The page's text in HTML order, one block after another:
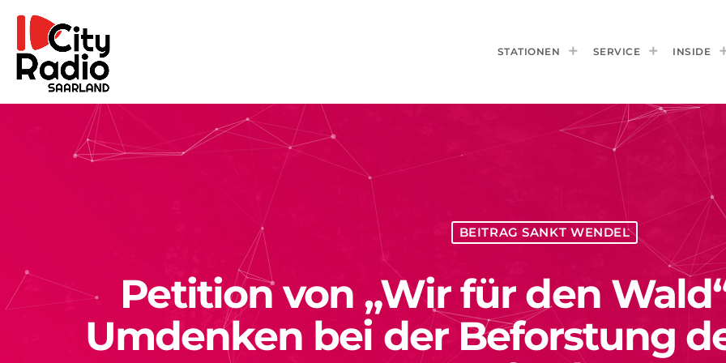
STATIONEN SERVICE INSIDE
BEITRAG SANKT WENDEL
Petition von „Wir für den
Umdenken bei der Beforstung